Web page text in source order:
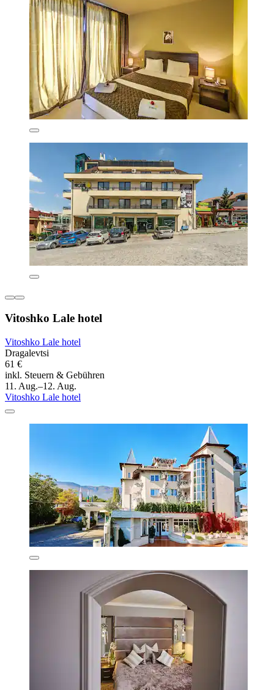
Vitoshko Lale hotel
Vitoshko Lale hotel
Dragalevtsi
61 €
inkl. Steuern & Gebühren
11. Aug.–12. Aug.
Vitoshko Lale hotel